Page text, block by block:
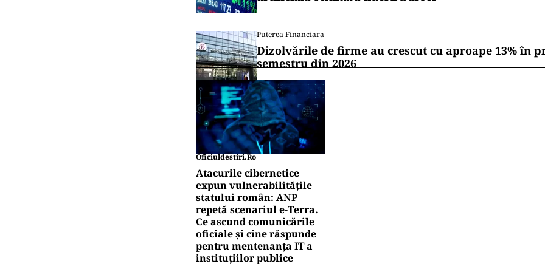
Puterea Financiara
Dizolvările de firme au crescut cu aproape 13% în
semestru din 2026
Oficiuldestiri.ro
Atacurile cibernetice
expun vulnerabilitățile
statului român: ANP
repetă scenariul e‑Terra.
Ce ascund comunicările
oficiale și cine răspunde
pentru mentenanța IT a
instituțiilor publice